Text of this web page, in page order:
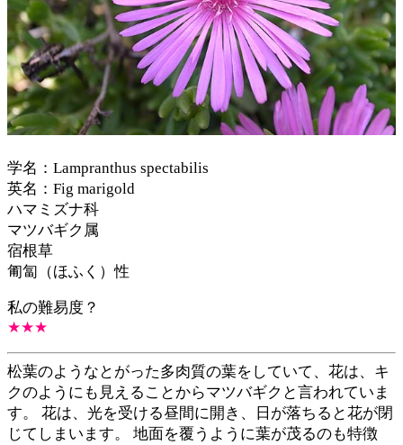
学名：Lampranthus spectabilis
英名：Fig marigold
ハマミズナ科
マツバギク属
宿根草
匍匐（ほふく）性
私の難易度？
★★★
松葉のようなとがった多肉質の葉をしていて、花は、キ
クのようにも見えることからマツバギクと言われていま
す。 花は、光を受ける昼間に開き、日が落ちると花が閉
じてしまいます。 地面を覆うように葉が茂るのも特徴